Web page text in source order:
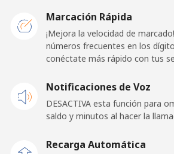
Marcación Rápida
¡Mejora la velocidad de
números frecuentes en los
conéctate más rápido con tus
Notificaciones de Voz
DESACTIVA esta función para
saldo y minutos al hacer la
Recarga Automática